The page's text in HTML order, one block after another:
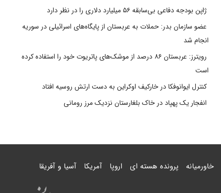
ژاپن بودجه دفاعی بی‌سابقه ۵۶ میلیارد دلاری را در نظر دارد
عضو سازمان بدر: حملات به عربستان از پایگاه‌های اسرائیلی در سوریه
انجام شد
رویترز: عربستان ۸۶ درصد از موشک‌های پاتریوت خود را استفاده کرده
است
کنترل ایوانوفکا در خارکیف اوکراین به دست ارتش روسیه افتاد
انفجار یک پهپاد در خاک بلغارستان نزدیک مرز رومانی
خاورمیانه پرونده هسته ای اروپا آمریکا آسیا و آفریقا